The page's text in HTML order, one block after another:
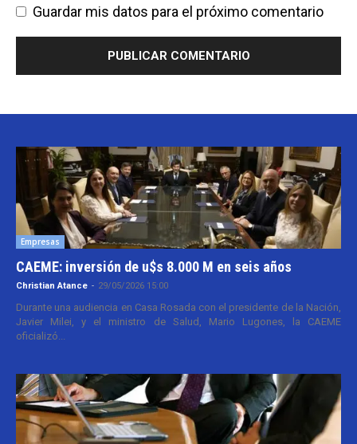
Guardar mis datos para el próximo comentario
Empresas
CAEME: inversión de u$s 8.000 M en seis años
Christian Atance - 29/05/2026 15:00
Durante una audiencia en Casa Rosada con el presidente de la Nación,
Javier Milei, y el ministro de Salud, Mario Lugones, la CAEME
oficializó...